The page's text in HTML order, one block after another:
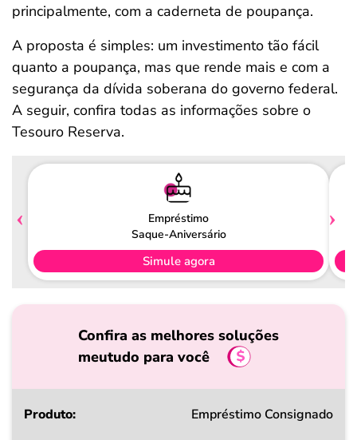
principalmente, com a caderneta de poupança.
A proposta é simples: um investimento tão fácil
quanto a poupança, mas que rende mais e com a
segurança da dívida soberana do governo federal.
A seguir, confira todas as informações sobre o
Tesouro Reserva.
Empréstimo
Saque-Aniversário
Simule agora
Confira as melhores soluções
meutudo para você
Produto
Empréstimo Consignado